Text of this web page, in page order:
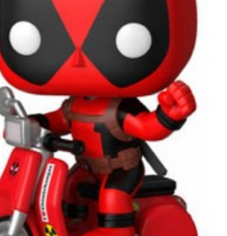
קפטן מארוול – Captain Marvel
INFINITY WARPS
עוד גיבורי מארוול OTHER
מצויירים לחץ כאן לצפיית כל המוצרים
עוד דמויות דיסני
סדרות מצויירות
בנות הפאוור פאף – PowerPuff Girls
צבי הנינג'ה – Turtles
ריק ומורטי – RICK and MORTY
ארתור – ARTUR
בובספוג – SPONGBOB
הלו קיטי – HELLO KITTY
סימפסון – The Simpson’s
סאות פארק – South park
Cartoon Network
טלאטאביז – Teletubbies
Gravity Falls – גרביטי פולס
דרדסים – SMURFS
סרטים מצויירים
צעצוע של סיפור – Toy Story
סוניק – SONIC